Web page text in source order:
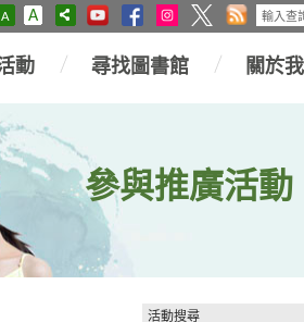
A A
動 尋找圖書館 關於
參與推廣活動